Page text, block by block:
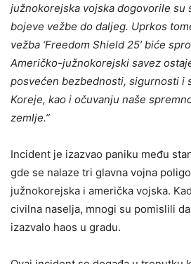
južnokorejska vojska dogovorile su
bojeve vežbe do daljeg. Uprkos
vežba ‘Freedom Shield 25’ biće
Američko-južnokorejski savez
posvećen bezbednosti, sigurnosti i
Koreje, kao i očuvanju naše
zemlje.”
Incident je izazvao paniku među
gde se nalaze tri glavna vojna
južnokorejska i američka vojska.
civilna naselja, mnogi su pomislili
izazvalo haos u gradu.